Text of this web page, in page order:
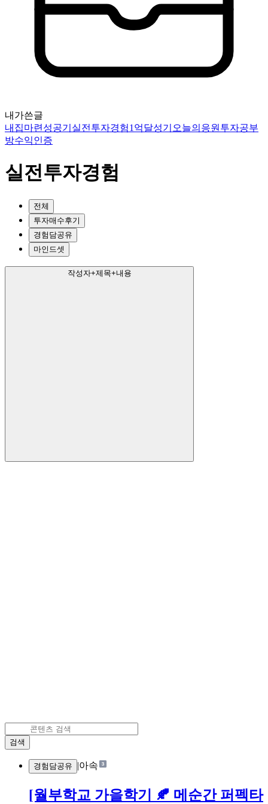
내가쓴글
내집마련성공기 실전투자경험1억달성기 오늘의응원 투자공부
방수익인증
실전투자경험
전체
투자매수후기
경험담공유
마인드셋
작성자+제목+내용
검색
경험담공유 |아속
[월부학교 가을학기 🍂 메순간 퍼펙타